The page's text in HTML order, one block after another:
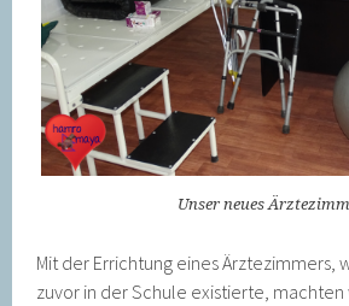
Unser neues
Mit der Errichtung eines Ärztezimmers,
zuvor in der Schule existierte,